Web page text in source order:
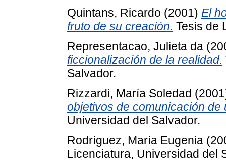
Quintans, Ricardo (2001) El
fruto de su creación. Tesis de
Representacao, Julieta da
ficcionalización de la realidad.
Salvador.
Rizzardi, María Soledad
objetivos de comunicación de
Universidad del Salvador.
Rodríguez, María Eugenia
Licenciatura, Universidad del